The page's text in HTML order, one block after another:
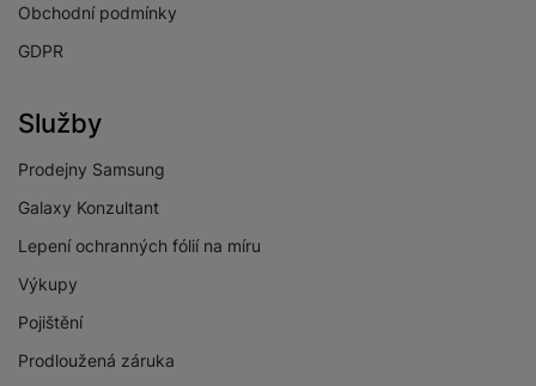
Obchodní podmínky
GDPR
Služby
Prodejny Samsung
Galaxy Konzultant
Lepení ochranných fólií na míru
Výkupy
Pojištění
Prodloužená záruka